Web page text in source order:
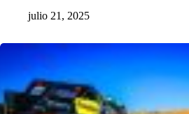
julio 21, 2025